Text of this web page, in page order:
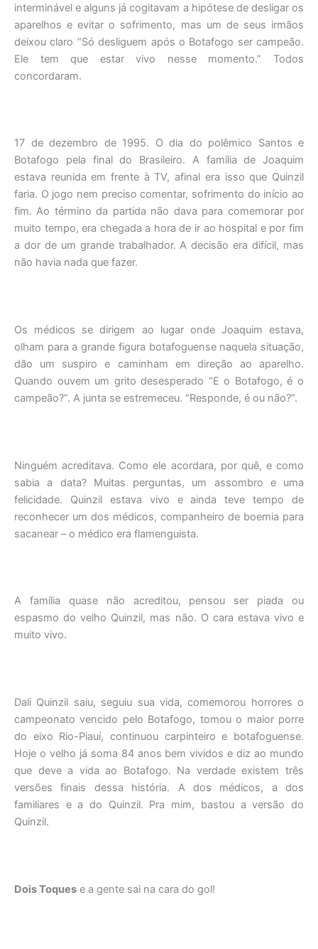
interminável e alguns já cogitavam a hipótese de desligar os
aparelhos e evitar o sofrimento, mas um de seus irmãos
deixou claro “Só desliguem após o Botafogo ser campeão.
Ele tem que estar vivo nesse momento.” Todos
concordaram.
17 de dezembro de 1995. O dia do polêmico Santos e
Botafogo pela final do Brasileiro. A família de Joaquim
estava reunida em frente à TV, afinal era isso que Quinzil
faria. O jogo nem preciso comentar, sofrimento do início ao
fim. Ao término da partida não dava para comemorar por
muito tempo, era chegada a hora de ir ao hospital e por fim
a dor de um grande trabalhador. A decisão era difícil, mas
não havia nada que fazer.
Os médicos se dirigem ao lugar onde Joaquim estava,
olham para a grande figura botafoguense naquela situação,
dão um suspiro e caminham em direção ao aparelho.
Quando ouvem um grito desesperado “E o Botafogo, é o
campeão?”. A junta se estremeceu. “Responde, é ou não?”.
Ninguém acreditava. Como ele acordara, por quê, e como
sabia a data? Muitas perguntas, um assombro e uma
felicidade. Quinzil estava vivo e ainda teve tempo de
reconhecer um dos médicos, companheiro de boemia para
sacanear – o médico era flamenguista.
A família quase não acreditou, pensou ser piada ou
espasmo do velho Quinzil, mas não. O cara estava vivo e
muito vivo.
Dali Quinzil saiu, seguiu sua vida, comemorou horrores o
campeonato vencido pelo Botafogo, tomou o maior porre
do eixo Rio-Piauí, continuou carpinteiro e botafoguense.
Hoje o velho já soma 84 anos bem vividos e diz ao mundo
que deve a vida ao Botafogo. Na verdade existem três
versões finais dessa história. A dos médicos, a dos
familiares e a do Quinzil. Pra mim, bastou a versão do
Quinzil.
Dois Toques e a gente sai na cara do gol!